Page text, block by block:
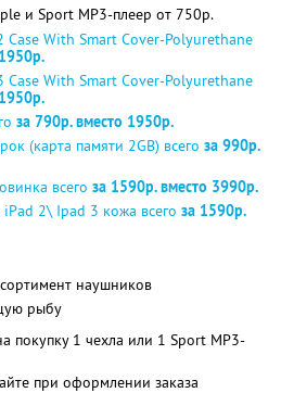
и Sport MP3-плеер от 750р.
Case With Smart Cover-Polyurethane
Case With Smart Cover-Polyurethane
за 790р. вместо 1950р.
(карта памяти 2GB) всего за 990р.
всего за 1590р. вместо 3990р.
2\ Ipad 3 кожа всего за 1590р.
наушников
рыбу
покупку 1 чехла или 1 Sport MP3-
при оформлении заказа